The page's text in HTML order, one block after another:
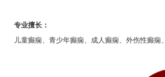
专业擅长：
儿童癫痫、青少年癫痫、成人癫痫、外伤性癫痫